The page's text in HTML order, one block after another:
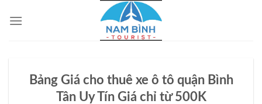
qua
Bảng Giá cho thuê xe ô tô quận Bình
Tân Uy Tín Giá chỉ từ 500K